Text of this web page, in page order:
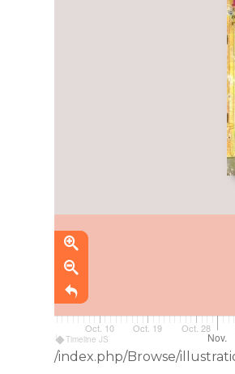
Timeline JS
Oct. Nov.
Oct. 10 Oct. 19 Oct. 28
/index.php/Browse/